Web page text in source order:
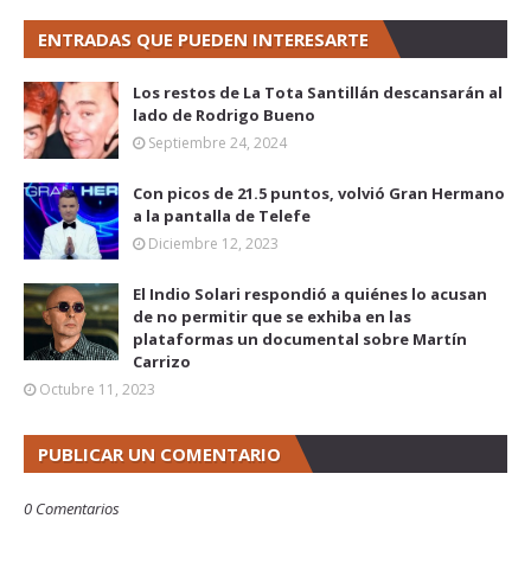
ENTRADAS QUE PUEDEN INTERESARTE
Los restos de La Tota Santillán descansarán al
lado de Rodrigo Bueno
Septiembre 24, 2024
Con picos de 21.5 puntos, volvió Gran Hermano
a la pantalla de Telefe
Diciembre 12, 2023
El Indio Solari respondió a quiénes lo acusan
de no permitir que se exhiba en las
plataformas un documental sobre Martín
Carrizo
Octubre 11, 2023
PUBLICAR UN COMENTARIO
0 Comentarios